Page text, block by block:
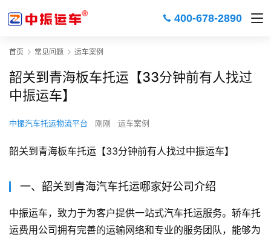
400-678-2890
首页 常见问题 运车案例
韶关到青海板车托运【33分钟前有人找过
中振运车】
中振汽车托运物流平台 刚刚 运车案例
韶关到青海板车托运【33分钟前有人找过中振运车】
一、韶关到青海汽车托运哪家好公司介绍
中振运车，致力于为客户提供一站式汽车托运服务。轿车托
运费用公司拥有完善的运输网络和专业的服务团队，能够为